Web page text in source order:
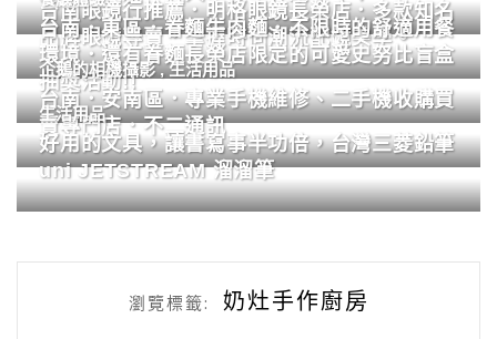
台南眼鏡行推薦．明格眼鏡長榮店．多款知名
品牌眼鏡專賣．掌握時尚潮流配鏡美學。
台南．東區．眷麵牛肉麵．不限時的舒適用餐
環境．還有眷麵長榮店限定的可愛史努比盲盒
抽獎活動!!
企鵝的相機攝影,生活用品
台南．安南區．專業手機維修、二手機收購買
賣專門店．不二通訊
生活用品
好用的文具，讓書寫事半功倍，台灣三菱鉛筆
uni JETSTREAM 溜溜筆
瀏覽標籤: 奶灶手作廚房